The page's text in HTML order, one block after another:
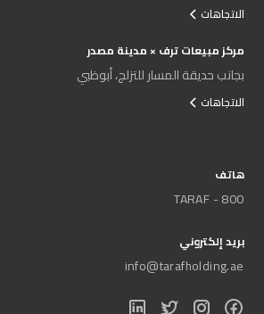
الاتجاهات
مركز مبيعات ترف × مدينة مصدر
بجانب حديقة المسار للتزلج، أبوظبي
الاتجاهات
هاتف
800 - TARAF
بريد إلكتروني
info@tarafholding.ae